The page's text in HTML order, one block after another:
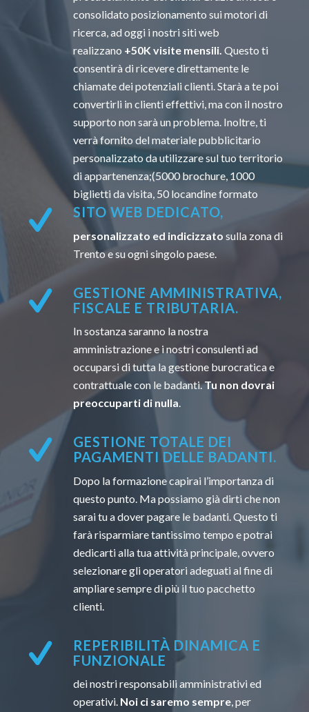
consolidato posizionamento sui motori di
ricerca, ad oggi i nostri siti web
realizzano +50K visite mensili. Questo ti
consentirà di ricevere direttamente le
chiamate dei potenziali clienti. Starà a te poi
convertirli in clienti effettivi, ma con il nostro
supporto non sarà un problema. Inoltre, ti
verrà fornito del materiale pubblicitario
personalizzato da utilizzare sul tuo territorio
di appartenenza;(5000 brochure, 1000
biglietti da visita, 50 locandine formato
SITO WEB DEDICATO,
personalizzato ed indicizzato sulla zona di
Trento e su ogni singolo paese.
GESTIONE AMMINISTRATIVA,
FISCALE E TRIBUTARIA.
In sostanza saranno la nostra
amministrazione e i nostri consulenti ad
occuparsi di tutta la gestione burocratica e
contrattuale con le badanti.Tu non dovrai
preoccuparti di nulla.
GESTIONE TOTALE DEI
PAGAMENTI DELLE BADANTI.
Dopo la formazione capirai l’importanza di
questo punto. Ma possiamo già dirti che non
sarai tu a dover pagare le badanti. Questo ti
farà risparmiare tantissimo tempo e potrai
dedicarti alla tua attività principale, ovvero
selezionare gli operatori adeguati al fine di
ampliare sempre di più il tuo pacchetto
clienti.
REPERIBILITÀ DINAMICA E
FUNZIONALE
dei nostri responsabili amministrativi ed
operativi. Noi ci saremo sempre, per